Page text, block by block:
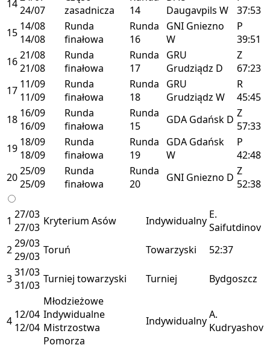
1424/07
zasadnicza
14
Daugavpils W
37:53
15 14/08
14/08
Runda
finałowa
Runda
16
GNI Gniezno
W
P
39:51
1621/08
21/08
Runda
finałowa
Runda
17
GRU
Grudziądz D
Z
67:23
17 11/09
11/09
Runda
finałowa
Runda
18
GRU
Grudziądz W
R
45:45
18 16/09
16/09
Runda
finałowa
Runda
15
GDA Gdańsk D Z
57:33
19 18/09
18/09
Runda
finałowa
Runda
19
GDA Gdańsk
W
P
42:48
2025/09
25/09
Runda
finałowa
Runda
20
GNI Gniezno D Z
52:38
1 27/03
27/03 Kryterium Asów Indywidualny E.
Saifutdinov
229/03
29/03 Toruń Towarzyski 52:37
331/03
31/03 Turniej towarzyski Turniej Bydgoszcz
4 12/04
12/04
Młodzieżowe
Indywidualne
Mistrzostwa
Pomorza
IndywidualnyA.
Kudryashov